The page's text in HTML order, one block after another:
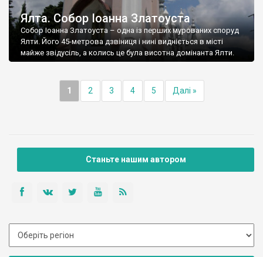
Ялта. Собор Іоанна Златоуста
Собор Іоанна Златоуста – одна із перших мурованих споруд
Ялти. Його 45-метрова дзвіниця і нині видніється в місті
майже звідусіль, а колись це була висотна домінанта Ялти.
1 2 3 4 5 Далі »
Станьте нашим автором